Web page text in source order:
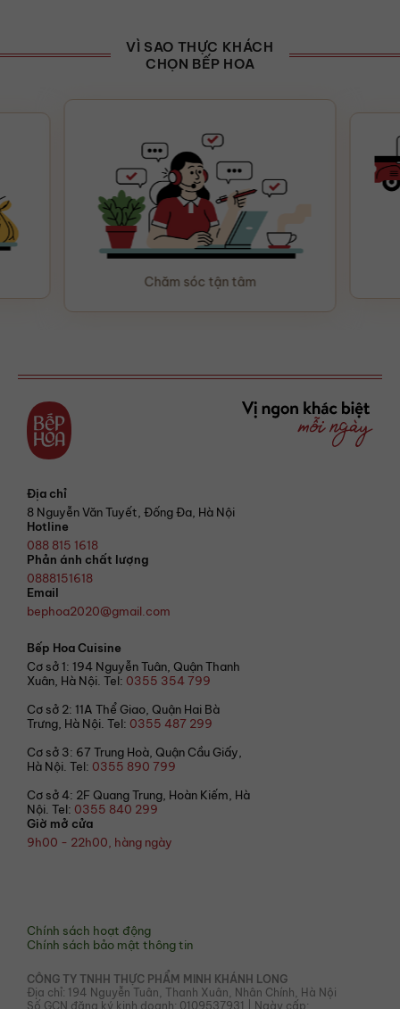
VÌ SAO THỰC KHÁCH
CHỌN BẾP HOA
Chăm sóc tận tâm
Địa chỉ
8 Nguyễn Văn Tuyết, Đống Đa, Hà Nội
Hotline
088 815 1618
Phản ánh chất lượng
0888151618
Email
bephoa2020@gmail.com
Bếp Hoa Cuisine
Cơ sở 1: 194 Nguyễn Tuân, Quận Thanh
Xuân, Hà Nội. Tel: 0355 354 799
Cơ sở 2: 11A Thể Giao, Quận Hai Bà
Trưng, Hà Nội. Tel: 0355 487 299
Cơ sở 3: 67 Trung Hoà, Quận Cầu Giấy,
Hà Nội. Tel: 0355 890 799
Cơ sở 4: 2F Quang Trung, Hoàn Kiếm, Hà
Nội. Tel: 0355 840 299
Giờ mở cửa
9h00 - 22h00, hàng ngày
Chính sách hoạt động
Chính sách bảo mật thông tin
CÔNG TY TNHH THỰC PHẨM MINH KHÁNH LONG
Địa chỉ: 194 Nguyễn Tuân, Thanh Xuân, Nhân Chính, Hà Nội
Số GCN đăng ký kinh doanh: 0109537931 | Ngày cấp: